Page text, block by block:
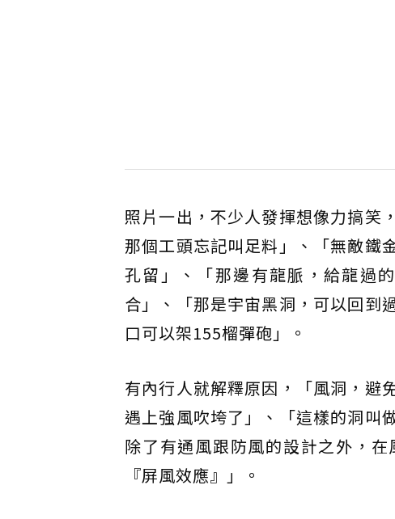
照片一出，不少人發揮想像力搞笑
那個工頭忘記叫足料」、「無敵鐵
孔留」、「那邊有龍脈，給龍過
合」、「那是宇宙黑洞，可以回到
口可以架155榴彈砲」。
有內行人就解釋原因，「風洞，避
遇上強風吹垮了」、「這樣的洞叫
除了有通風跟防風的設計之外，
『屏風效應』」。